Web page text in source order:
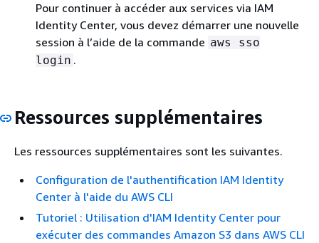
Pour continuer à accéder aux services via IAM
Identity Center, vous devez démarrer une nouvelle
session à l’aide de la commande aws sso
login .
Ressources supplémentaires
Les ressources supplémentaires sont les suivantes.
Configuration de l'authentification IAM Identity
Center à l'aide du AWS CLI
Tutoriel : Utilisation d'IAM Identity Center pour
exécuter des commandes Amazon S3 dans AWS CLI